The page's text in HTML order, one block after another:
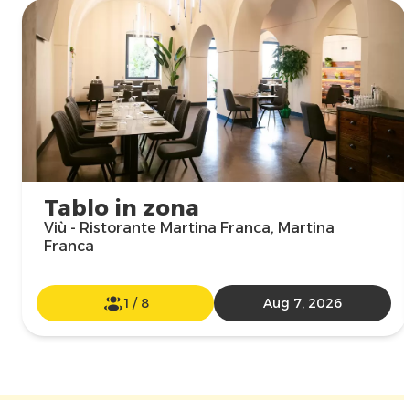
Tablo in zona
Viù - Ristorante Martina Franca, Martina
Franca
1 / 8 Aug 7, 2026